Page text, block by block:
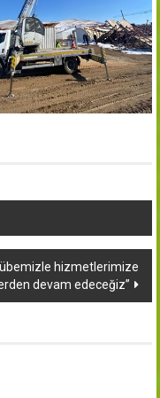
hizmetlerimize
devam edeceğiz”